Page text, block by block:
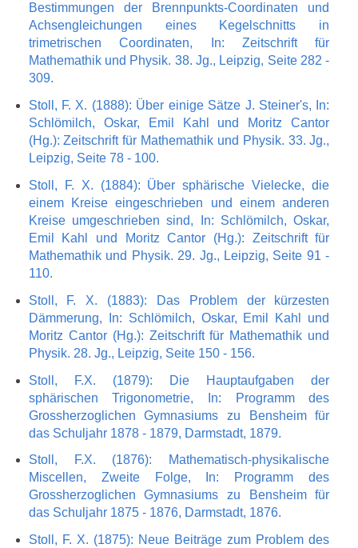
Bestimmungen der Brennpunkts-Coordinaten und
Achsengleichungen eines Kegelschnitts in
trimetrischen Coordinaten, In: Zeitschrift für
Mathemathik und Physik. 38. Jg., Leipzig, Seite 282 -
309.
Stoll, F. X. (1888): Über einige Sätze J. Steiner's, In:
Schlömilch, Oskar, Emil Kahl und Moritz Cantor
(Hg.): Zeitschrift für Mathemathik und Physik. 33. Jg.,
Leipzig, Seite 78 - 100.
Stoll, F. X. (1884): Über sphärische Vielecke, die
einem Kreise eingeschrieben und einem anderen
Kreise umgeschrieben sind, In: Schlömilch, Oskar,
Emil Kahl und Moritz Cantor (Hg.): Zeitschrift für
Mathemathik und Physik. 29. Jg., Leipzig, Seite 91 -
110.
Stoll, F. X. (1883): Das Problem der kürzesten
Dämmerung, In: Schlömilch, Oskar, Emil Kahl und
Moritz Cantor (Hg.): Zeitschrift für Mathemathik und
Physik. 28. Jg., Leipzig, Seite 150 - 156.
Stoll, F.X. (1879): Die Hauptaufgaben der
sphärischen Trigonometrie, In: Programm des
Grossherzoglichen Gymnasiums zu Bensheim für
das Schuljahr 1878 - 1879, Darmstadt, 1879.
Stoll, F.X. (1876): Mathematisch-physikalische
Miscellen, Zweite Folge, In: Programm des
Grossherzoglichen Gymnasiums zu Bensheim für
das Schuljahr 1875 - 1876, Darmstadt, 1876.
Stoll, F. X. (1875): Neue Beiträge zum Problem des